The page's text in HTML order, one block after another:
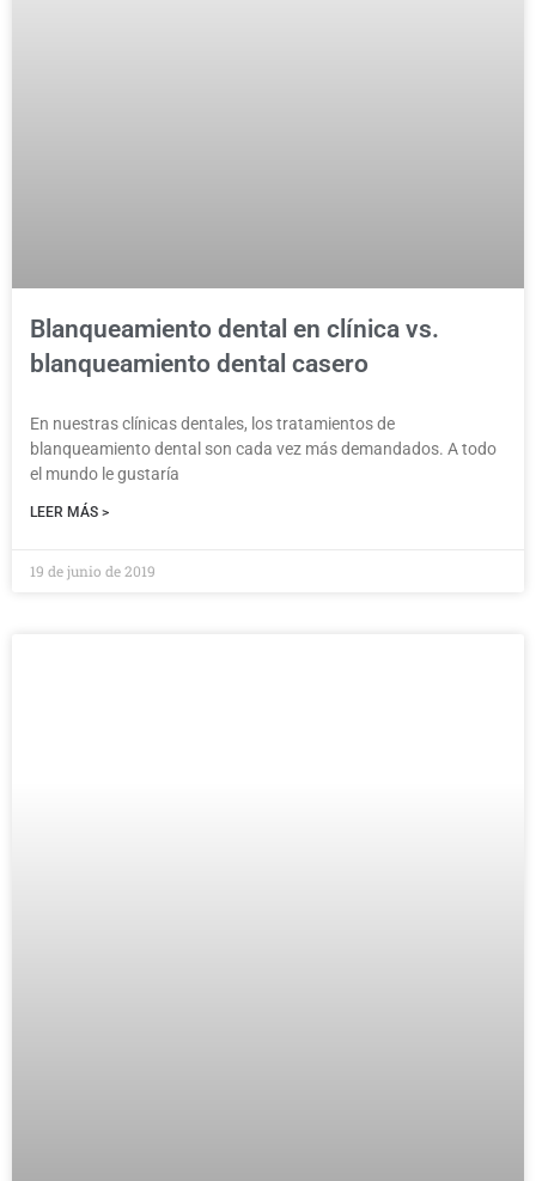
Blanqueamiento dental en clínica vs.
blanqueamiento dental casero
En nuestras clínicas dentales, los tratamientos de
blanqueamiento dental son cada vez más demandados. A todo
el mundo le gustaría
LEER MÁS >
19 de junio de 2019